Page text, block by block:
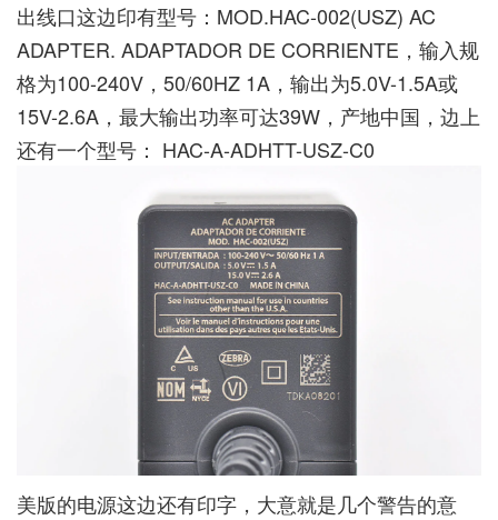
出线口这边印有型号：MOD.HAC-002(USZ) AC
ADAPTER. ADAPTADOR DE CORRIENTE，输入规
格为100-240V，50/60HZ 1A，输出为5.0V-1.5A或
15V-2.6A，最大输出功率可达39W，产地中国，边上
还有一个型号： HAC-A-ADHTT-USZ-C0
美版的电源这边还有印字，大意就是几个警告的意